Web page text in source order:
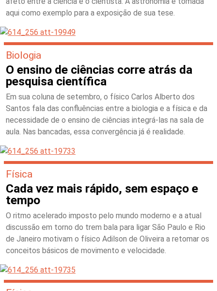
aqui como exemplo para a exposição de sua tese.
Biologia
O ensino de ciências corre atrás da
pesquisa científica
Em sua coluna de setembro, o físico Carlos Alberto dos
Santos fala das confluências entre a biologia e a física e da
necessidade de o ensino de ciências integrá-las na sala de
aula. Nas bancadas, essa convergência já é realidade.
Física
Cada vez mais rápido, sem espaço e
tempo
O ritmo acelerado imposto pelo mundo moderno e a atual
discussão em torno do trem bala para ligar São Paulo e Rio
de Janeiro motivam o físico Adilson de Oliveira a retomar os
conceitos básicos de movimento e velocidade.